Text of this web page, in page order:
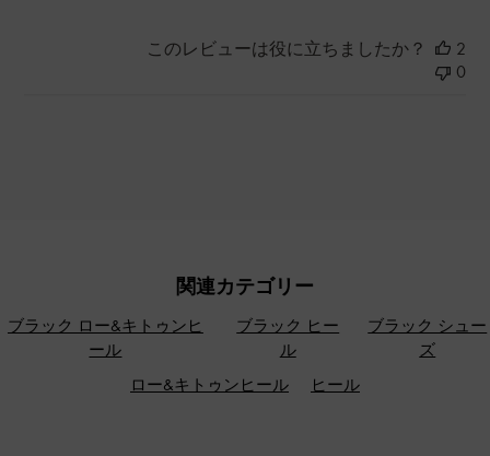
このレビューは役に立ちましたか？
2
0
関連カテゴリー
ブラック ロー&キトゥンヒ
ール
ブラック ヒー
ル
ブラック シュー
ズ
ロー&キトゥンヒール
ヒール